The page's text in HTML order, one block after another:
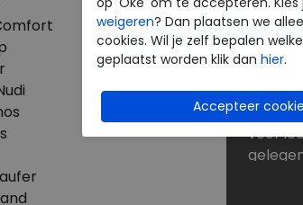
Finn Comfort
Mephisto
Pikolinos
Westland
nog
voor
weigeren? Dan plaatsen we
cookies. Wil je zelf bepalen
geplaatst worden klik dan hier.